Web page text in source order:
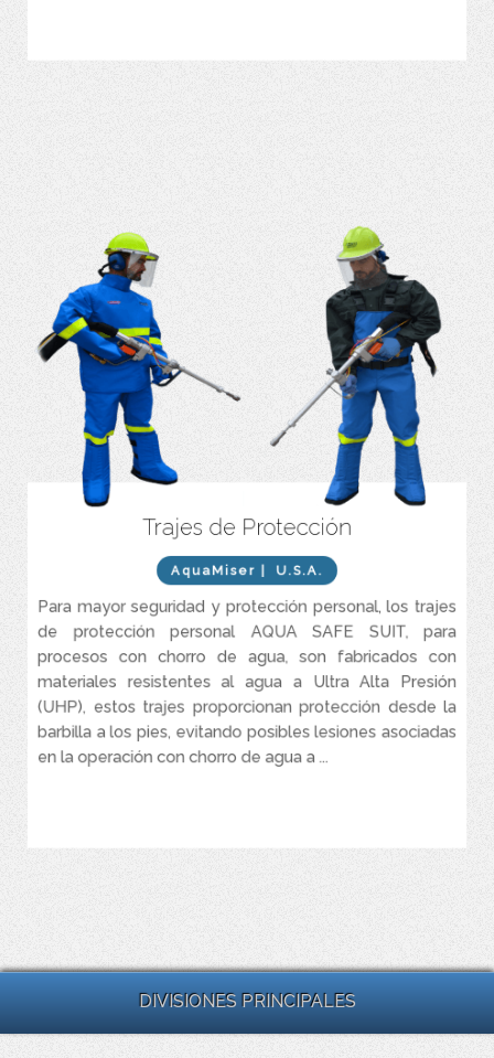
Trajes de Protección
AquaMiser | U.S.A.
Para mayor seguridad y protección personal, los trajes
de protección personal AQUA SAFE SUIT, para
procesos con chorro de agua, son fabricados con
materiales resistentes al agua a Ultra Alta Presión
(UHP), estos trajes proporcionan protección desde la
barbilla a los pies, evitando posibles lesiones asociadas
en la operación con chorro de agua a ...
Resistente al calor y a las llamas, cumple o supera los requisitos
Diseñado para mantener la calidad y el color en condiciones
exteriores de tejido impermeable proporcionan una combinación
de resistencia a la fricción, alta resistencia, flexibilidad, dureza y
estabilidad térmica, las franjas de cinta reflectante proporcionan
Disponible en una variedad de tamaños estándar y
personalizados para mayor comodidad y movilidad, cierres de
velcro y correas ajustables para un ajuste versátil,� ...
DIVISIONES PRINCIPALES